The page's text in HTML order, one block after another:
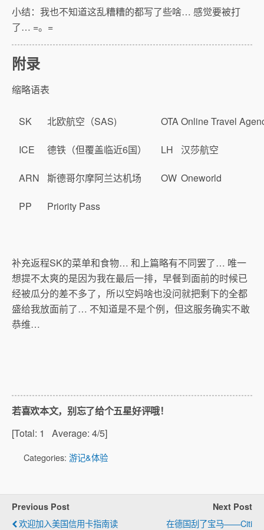
小结：我也不知道这乱糟糟的都写了些啥… 感觉要被打
了… =。=
附录
缩略语表
SK 北欧航空（SAS) OTAOnline Travel
ICE 德铁（但覆盖临近6国） LH 汉莎航空
ARN 斯德哥尔摩阿兰达机场 OW Oneworld
PP Priority Pass
补充返程SK的菜单和食物… 和上篇略有不同罢了… 唯一
想提不太爽的是因为我在最后一排，早餐到面前的时候已
经被瓜分的差不多了，所以空妈啥也没问就把剩下的全都
盛给我放面前了… 不知道是不是个例，但这服务确实不敢
恭维…
若喜欢本文，别忘了给个五星好评哦！
[Total: 1 Average: 4/5]
Categories: 游记&体验
Previous Post
欢迎加入美国信用卡指南读
Next Post
在德国刮了宝马——Citi